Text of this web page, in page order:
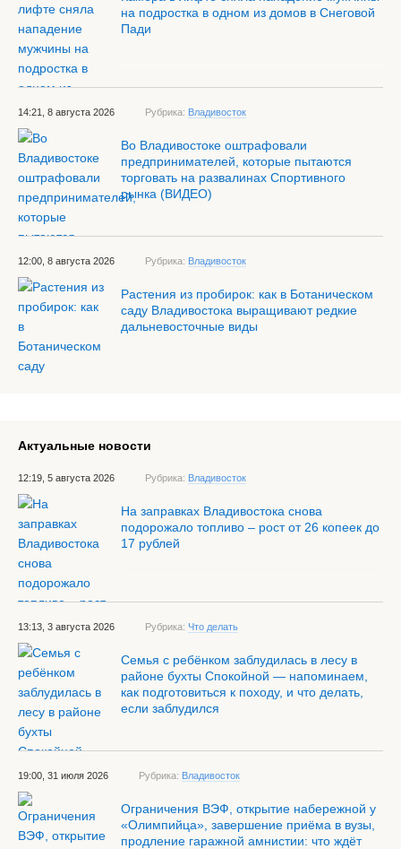
на подростка в одном из домов в Снеговой
Пади
14:21, 8 августа 2026 Рубрика: Владивосток
Во Владивостоке оштрафовали
предпринимателей, которые пытаются
торговать на развалинах Спортивного
рынка (ВИДЕО)
12:00, 8 августа 2026 Рубрика: Владивосток
Растения из пробирок: как в Ботаническом
саду Владивостока выращивают редкие
дальневосточные виды
Актуальные новости
12:19, 5 августа 2026 Рубрика: Владивосток
На заправках Владивостока снова
подорожало топливо – рост от 26 копеек до
17 рублей
13:13, 3 августа 2026 Рубрика: Что делать
Семья с ребёнком заблудилась в лесу в
районе бухты Спокойной — напоминаем,
как подготовиться к походу, и что делать,
если заблудился
19:00, 31 июля 2026 Рубрика: Владивосток
Ограничения ВЭФ, открытие набережной у
«Олимпийца», завершение приёма в вузы,
продление гаражной амнистии: что ждёт